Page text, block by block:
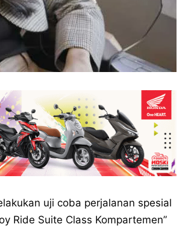
uji coba perjalanan spesial
Ride Suite Class Kompartemen”